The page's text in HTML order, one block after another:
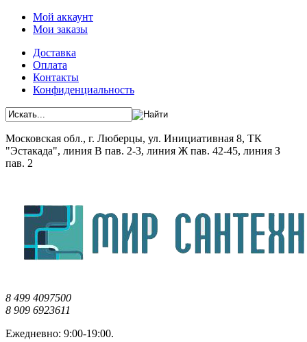
Мой аккаунт
Мои заказы
Доставка
Оплата
Контакты
Конфиденциальность
Московская обл., г. Люберцы, ул. Инициативная 8, ТК
"Эстакада", линия В пав. 2-3, линия Ж пав. 42-45, линия З
пав. 2
8 499 4097500
8 909 6923611
Ежедневно: 9:00-19:00.